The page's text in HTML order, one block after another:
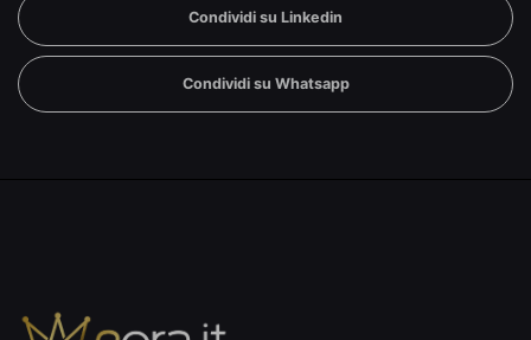
Condividi su Linkedin
Condividi su Whatsapp